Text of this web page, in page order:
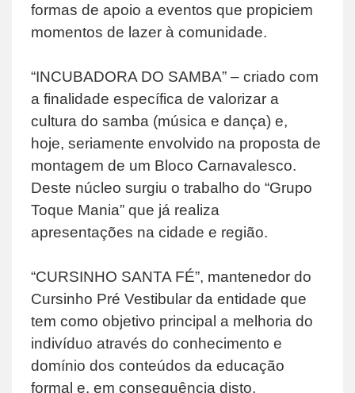
formas de apoio a eventos que propiciem
momentos de lazer à comunidade.
“INCUBADORA DO SAMBA” – criado com
a finalidade específica de valorizar a
cultura do samba (música e dança) e,
hoje, seriamente envolvido na proposta de
montagem de um Bloco Carnavalesco.
Deste núcleo surgiu o trabalho do “Grupo
Toque Mania” que já realiza
apresentações na cidade e região.
“CURSINHO SANTA FÉ”, mantenedor do
Cursinho Pré Vestibular da entidade que
tem como objetivo principal a melhoria do
indivíduo através do conhecimento e
domínio dos conteúdos da educação
formal e, em consequência disto,